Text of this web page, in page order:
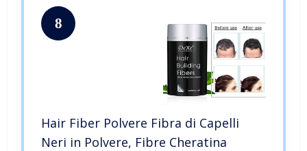
8
Hair Fiber Polvere Fibra di Capelli
Neri in Polvere, Fibre Cheratina